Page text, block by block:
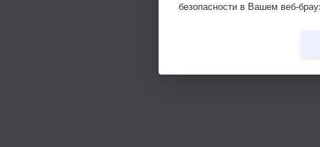
безопасности в Вашем веб-